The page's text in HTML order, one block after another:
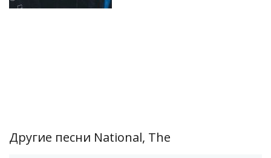
Другие песни National, The